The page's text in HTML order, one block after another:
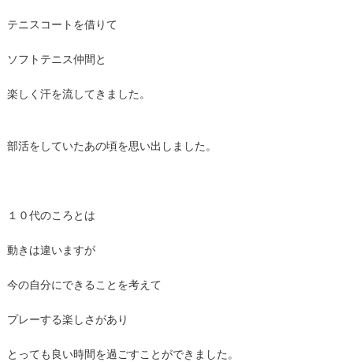
テニスコートを借りて
ソフトテニス仲間と
楽しく汗を流してきました。
部活をしていたあの頃を思い出しました。
１０代のころとは
動きは違いますが
今の自分にできることを考えて
プレーする楽しさがあり
とっても良い時間を過ごすことができました。